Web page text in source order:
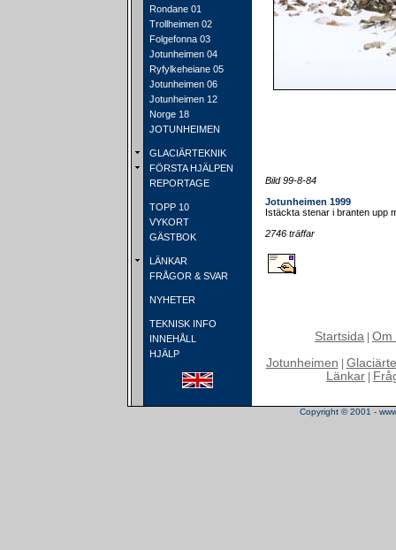
Rondane 01
Trollheimen 02
Folgefonna 03
Jotunheimen 04
Ryfylkeheiane 05
Jotunheimen 06
Jotunheimen 12
Norge 18
JOTUNHEIMEN
GLACIÄRTEKNIK
FÖRSTA HJÄLPEN
REPORTAGE
TOPP 10
VYKORT
GÄSTBOK
LÄNKAR
FRÅGOR & SVAR
NYHETER
TEKNISK INFO
INNEHÅLL
HJÄLP
Bild 99-8-84
Jotunheimen 1999
Istäckta stenar i branten upp
2746 träffar
Startsida Om
Jotunheimen
Länkar
Copyright © 2001 -